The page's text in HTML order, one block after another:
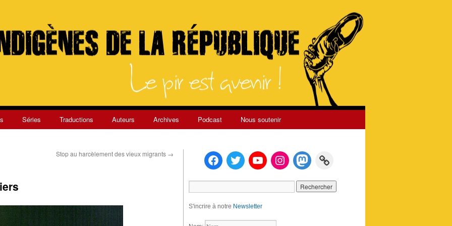
Séries Traductions Auteurs Archives Podcast Nous soutenir
Stop au harcèlement des vieux migrants →
S'incrire à notre Newsletter